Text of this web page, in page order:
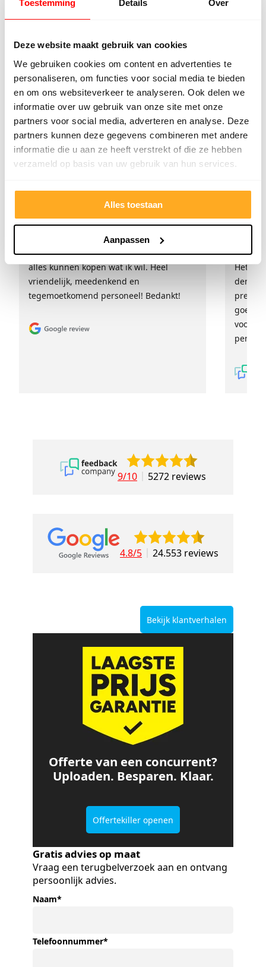
Toestemming Details Over
Deze website maakt gebruik van cookies
We gebruiken cookies om content en advertenties te
personaliseren, om functies voor social media te bieden
en om ons websiteverkeer te analyseren. Ook delen we
informatie over uw gebruik van onze site met onze
partners voor social media, adverteren en analyse. Deze
partners kunnen deze gegevens combineren met andere
informatie die u aan ze heeft verstrekt of die ze hebben
verzameld op basis van uw gebruik van hun services.
Alles toestaan
Aanpassen
€ 21,76 incl. btw.
randartikelen t/m zaterdag
€ 8,45 incl. btw.
randartikelen t/m zaterdag
Wat onze klanten zeggen
Onze klanten beoordelen ons met een
9/10
Hester Schaap
5/5
Top geholpen en voor een mooie prijs
alles kunnen kopen wat ik wil. Heel
vriendelijk, meedenkend en
tegemoetkomend personeel! Bedankt!
Het
denkt
goed
voor
9/10 5272 reviews
4.8/5 24.553 reviews
Bekijk klantverhalen
Offerte van een concurrent?
Uploaden. Besparen. Klaar.
Offertekiller openen
Gratis advies op maat
Vraag een terugbelverzoek aan en ontvang
persoonlijk advies.
Naam*
Telefoonnummer*